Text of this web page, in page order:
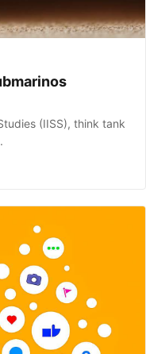
(IISS), think tank